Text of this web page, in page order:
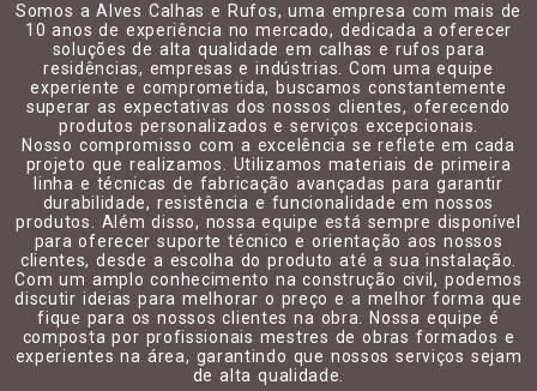
Somos a Alves Calhas e Rufos, uma empresa com mais de
10 anos de experiência no mercado, dedicada a oferecer
soluções de alta qualidade em calhas e rufos para
residências, empresas e indústrias. Com uma equipe
experiente e comprometida, buscamos constantemente
superar as expectativas dos nossos clientes, oferecendo
produtos personalizados e serviços excepcionais.
Nosso compromisso com a excelência se reflete em cada
projeto que realizamos. Utilizamos materiais de primeira
linha e técnicas de fabricação avançadas para garantir
durabilidade, resistência e funcionalidade em nossos
produtos. Além disso, nossa equipe está sempre disponível
para oferecer suporte técnico e orientação aos nossos
clientes, desde a escolha do produto até a sua instalação.
Com um amplo conhecimento na construção civil, podemos
discutir ideias para melhorar o preço e a melhor forma que
fique para os nossos clientes na obra. Nossa equipe é
composta por profissionais mestres de obras formados e
experientes na área, garantindo que nossos serviços sejam
de alta qualidade.